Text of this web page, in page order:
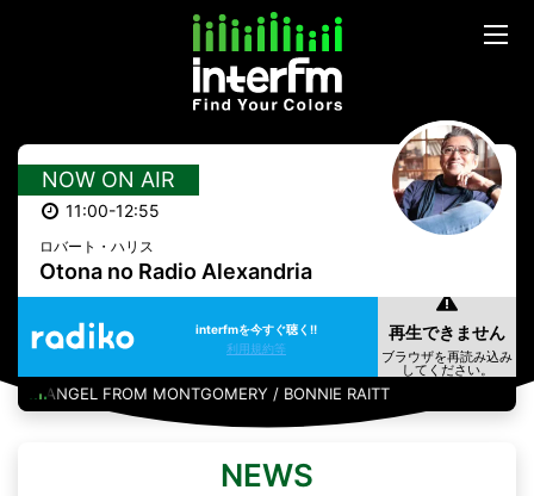
NOW ON AIR
11:00-12:55
ロバート・ハリス
Otona no Radio Alexandria
interfmを今すぐ聴く!!
利用規約等
ANGEL FROM MONTGOMERY / BONNIE RAITT
NEWS